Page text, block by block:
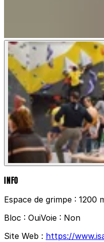
INFO
Espace de grimpe : 1200
Bloc : OuiVoie : Non
Site Web : https://